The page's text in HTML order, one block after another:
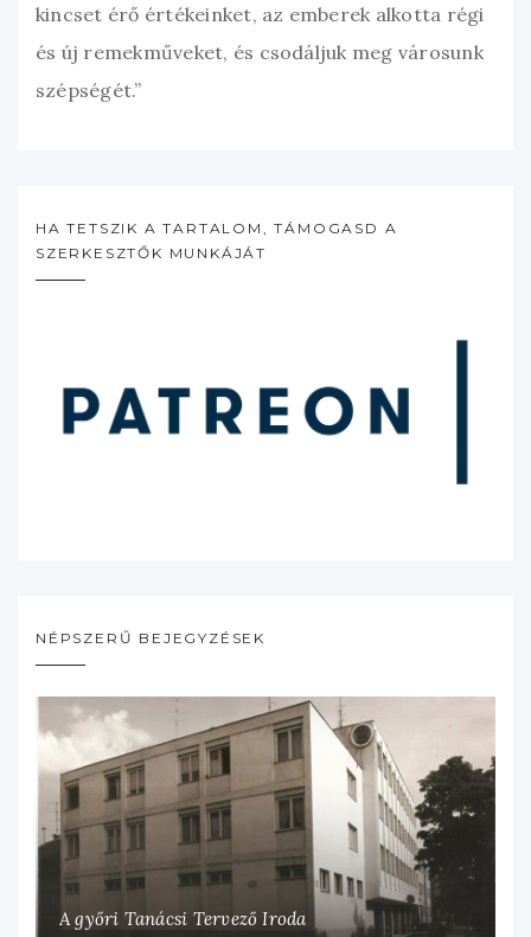
kincset érő értékeinket, az emberek alkotta régi
és új remekműveket, és csodáljuk meg városunk
szépségét.”
HA TETSZIK A TARTALOM, TÁMOGASD A
SZERKESZTŐK MUNKÁJÁT
NÉPSZERŰ BEJEGYZÉSEK
A győri Tanácsi Tervező Iroda